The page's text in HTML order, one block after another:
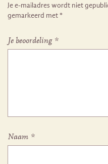
Je e-mailadres wordt niet
gemarkeerd met*
Je beoordeling *
Naam *